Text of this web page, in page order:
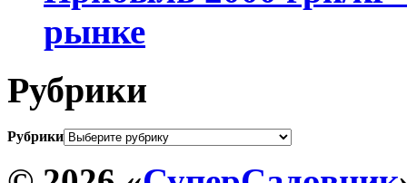
рынке
Рубрики
Рубрики